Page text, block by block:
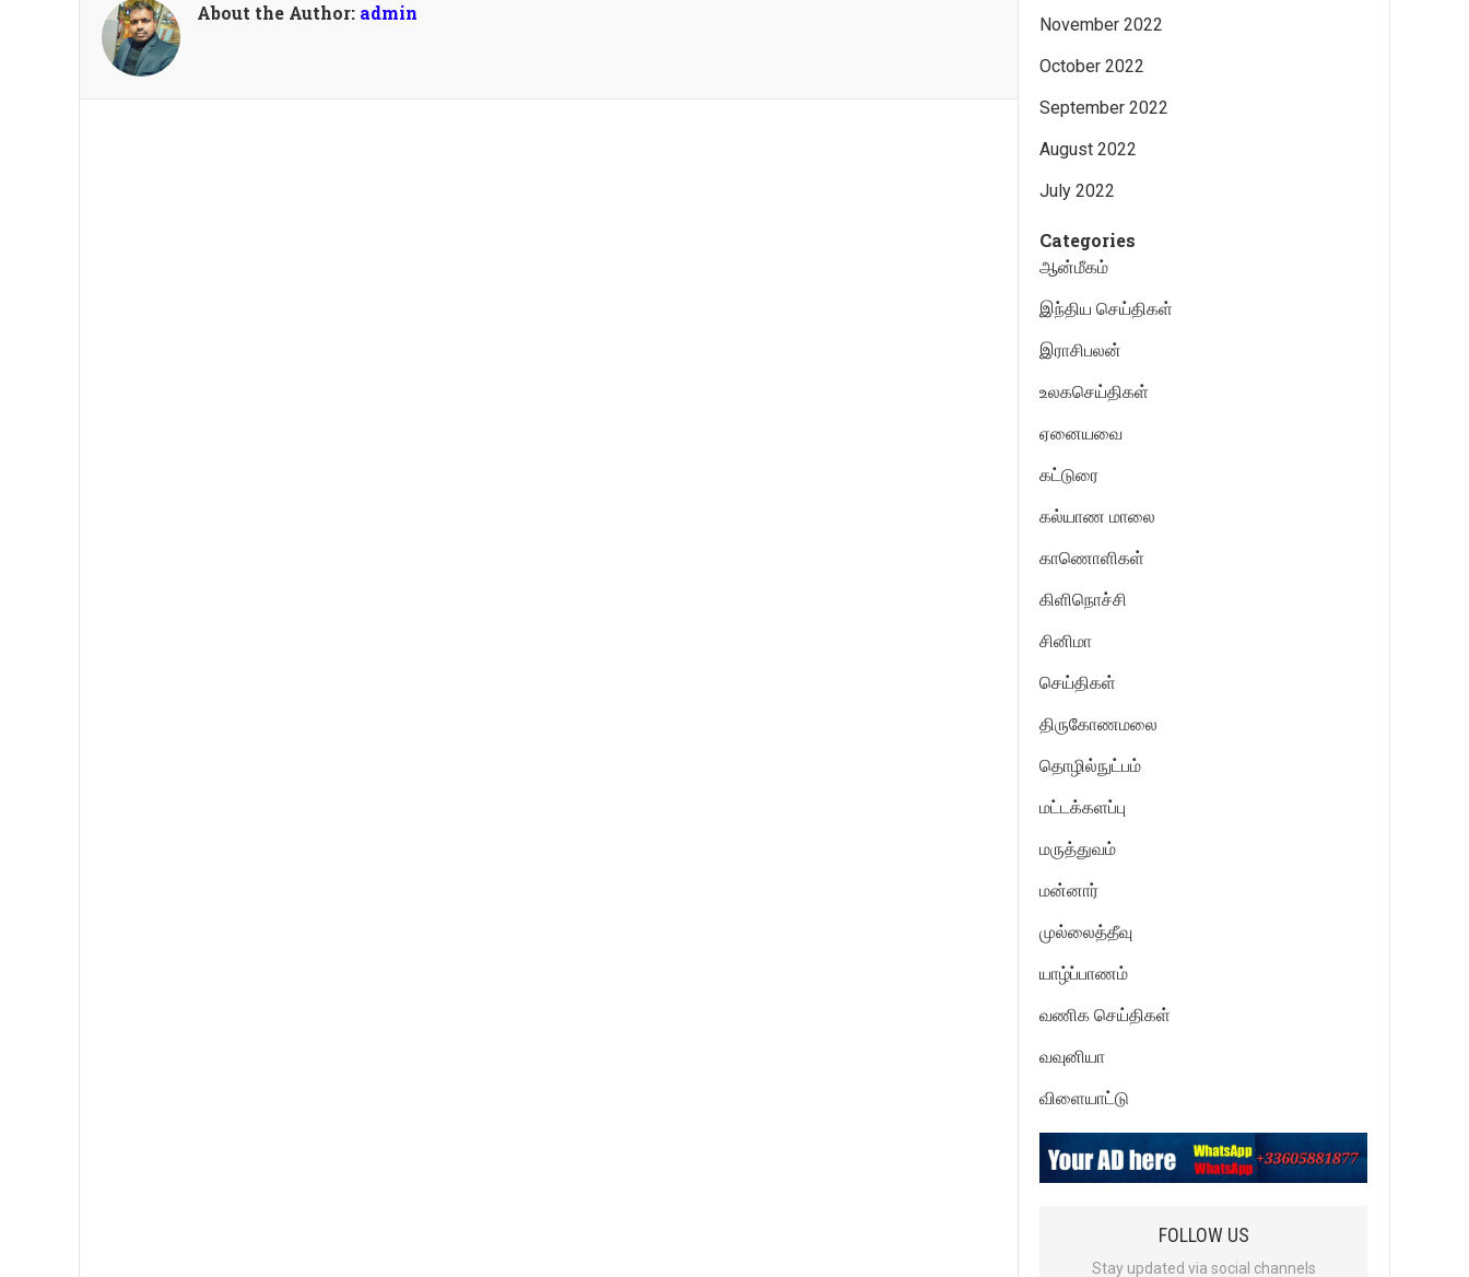
About the Author: admin
November 2022
October 2022
September 2022
August 2022
July 2022
Categories
ஆன்மீகம்
இந்திய செய்திகள்
இராசிபலன்
உலகசெய்திகள்
ஏனையவை
கட்டுரை
கல்யாண மாலை
காணொளிகள்
கிளிநொச்சி
சினிமா
செய்திகள்
திருகோணமலை
தொழில்நுட்பம்
மட்டக்களப்பு
மருத்துவம்
மன்னார்
முல்லைத்தீவு
யாழ்ப்பாணம்
வணிக செய்திகள்
வவுனியா
விளையாட்டு
FOLLOW US
Stay updated via social channels